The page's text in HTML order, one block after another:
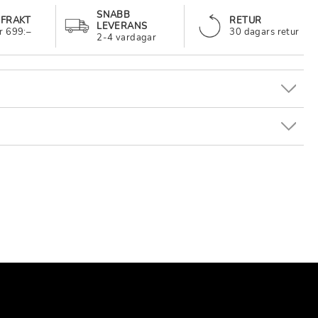
699:–
SNABB
LEVERANS
2-4 vardagar
RETUR
30 dagars retur